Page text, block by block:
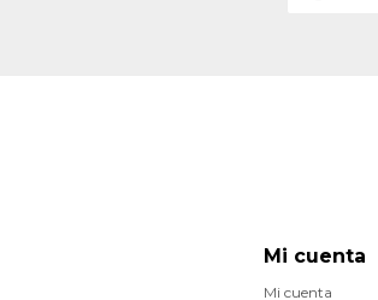
Mi cuenta
Mi cuenta